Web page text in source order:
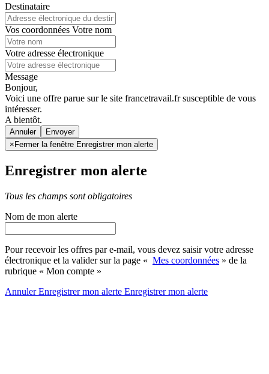
Destinataire
Vos coordonnées Votre nom
Votre adresse électronique
Message
Bonjour,
Voici une offre parue sur le site francetravail.fr susceptible de vous
intéresser.
A bientôt.
Annuler
× Fermer la fenêtre Enregistrer mon alerte
Enregistrer mon alerte
Tous les champs sont obligatoires
Nom de mon alerte
Pour recevoir les offres par e-mail, vous devez saisir votre adresse
électronique et la valider sur la page « Mes coordonnées » de la
rubrique « Mon compte »
AnnulerEnregistrer mon alerte Enregistrermon alerte